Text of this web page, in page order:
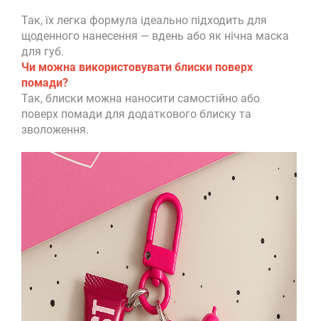
Так, їх легка формула ідеально підходить для
щоденного нанесення — вдень або як нічна маска
для губ.
Чи можна використовувати блиски поверх
помади?
Так, блиски можна наносити самостійно або
поверх помади для додаткового блиску та
зволоження.